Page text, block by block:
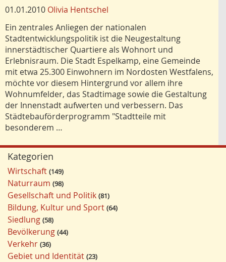
01.01.2010 Olivia Hentschel
Ein zentrales Anliegen der nationalen
Stadtentwicklungspolitik ist die Neugestaltung
innerstädtischer Quartiere als Wohnort und
Erlebnisraum. Die Stadt Espelkamp, eine Gemeinde
mit etwa 25.300 Einwohnern im Nordosten Westfalens,
möchte vor diesem Hintergrund vor allem ihre
Wohnumfelder, das Stadtimage sowie die Gestaltung
der Innenstadt aufwerten und verbessern. Das
Städtebauförderprogramm "Stadtteile mit
besonderem …
Kategorien
Wirtschaft 149
Naturraum 98
Gesellschaft und Politik 81
Bildung, Kultur und Sport 64
Siedlung 58
Bevölkerung 44
Verkehr 36
Gebiet und Identität 23